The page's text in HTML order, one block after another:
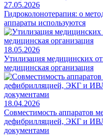
27.05.2026
Гидроколонотерапия: о
аппараты используются
18.05.2026
Утилизация медицинских
медицинская организация
18.04.2026
Совместимость аппаратов
дефибрилляцией, ЭКГ и
документами